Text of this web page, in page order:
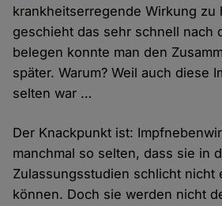
krankheitserregende Wirkung zu
geschieht das sehr schnell nach
belegen konnte man den
später. Warum? Weil auch diese
selten war …
Der Knackpunkt ist:
manchmal so selten, dass sie in
Zulassungsstudien schlicht nicht
können. Doch sie werden nicht